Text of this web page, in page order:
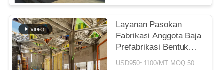
Layanan Pasokan
Fabrikasi Anggota Baja
Prefabrikasi Bentuk
Disesuaikan
USD950~1100/MT MOQ:50 mt